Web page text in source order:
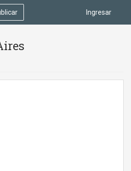
Ingresar